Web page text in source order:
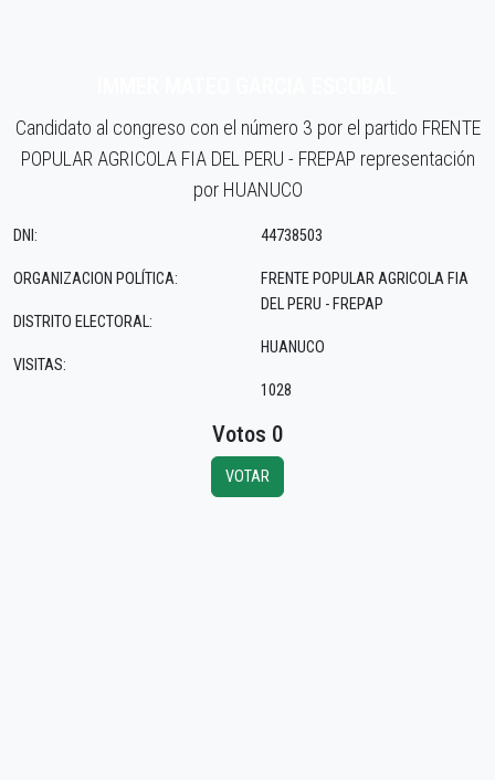
Candidato al congreso con el número 3 por el partido FRENTE
POPULAR AGRICOLA FIA DEL PERU - FREPAP representación
por HUANUCO
DNI:
ORGANIZACION POLÍTICA:
DISTRITO ELECTORAL:
VISITAS:
44738503
FRENTE POPULAR AGRICOLA FIA
DEL PERU - FREPAP
HUANUCO
1028
Votos 0
VOTAR